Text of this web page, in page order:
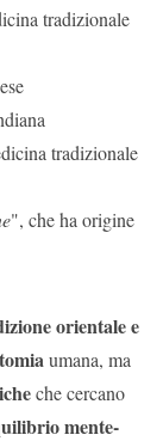
tradizionale
tradizionale
", che ha origine
orientale e
umana, ma
che cercano
mente-